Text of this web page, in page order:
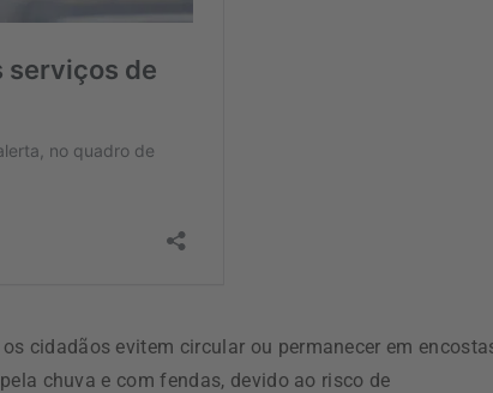
cidadãos evitem circular ou permanecer em
chuva e com fendas, devido ao risco de